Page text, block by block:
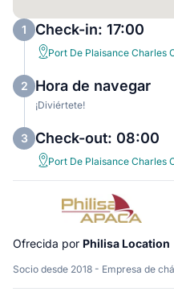
1 Check-in: 17:00
Port De Plaisance Charles
2 Hora de navegar
¡Diviértete!
3 Check-out: 08:00
Port De Plaisance Charles
Ofrecida por Philisa Location
Socio desde 2018 - Empresa de